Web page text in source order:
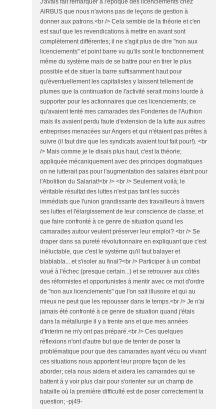
J'avais fait remarquer à l'époque des licenciements chez
AIRBUS que nous n'avions pas de leçons de gestion à
donner aux patrons.<br /> Cela semble de la théorie et c'en
est sauf que les revendications à mettre en avant sont
complètement différentes; il ne s'agit plus de dire "non aux
licenciements" et point barre vu qu'ils sont le fonctionnement
même du système mais de se battre pour en tirer le plus
possible et de situer la barre suffisamment haut pour
qu'éventuellement les capitalistes y laissent tellement de
plumes que la continuation de l'activité serait moins lourde à
supporter pour les actionnaires que ces licenciements; ce
qu'avaient tenté mes camarades des Fonderies de l'Authion
mais ils avaient perdu faute d'extension de la lutte aux autres
entreprises menacées sur Angers et qui n'étaient pas prêtes à
suivre (il faut dire que les syndicats avaient tout fait pour!). <br
/> Mais comme je le disais plus haut, c'est la théorie;
appliquée mécaniquement avec des principes dogmatiques
on ne lutterait pas pour l'augmentation des salaires étant pour
l'Abolition du Salariat!<br /> <br /> Seulement voilà; le
véritable résultat des luttes n'est pas tant les succès
immédiats que l'union grandissante des travailleurs à travers
ses luttes et l'élargissement de leur conscience de classe; et
que faire confronté à ce genre de situation quand les
camarades autour veulent préserver leur emploi? <br /> Se
draper dans sa pureté révolutionnaire en expliquant que c'est
inéluctable, que c'est le système qu'il faut balayer et
blablabla... et s'isoler au final?<br /> Participer à un combat
voué à l'échec (presque certain...) et se retrouver aux côtés
des réformistes et opportunistes à mentir avec ce mot d'ordre
de "non aux licenciements" que l'on sait illusoire et qui au
mieux ne peut que les repousser dans le temps.<br /> Je n'ai
jamais été confronté à ce genre de situation quand j'étais
dans la métallurgie il y a trente ans et que mes années
d'Interim ne m'y ont pas préparé.<br /> Ces quelques
réflexions n'ont d'autre but que de tenter de poser la
problématique pour que des camarades ayant vécu ou vivant
ces situations nous apportent leur propre façon de les
aborder; cela nous aidera et aidera les camarades qui se
battent à y voir plus clair pour s'orienter sur un champ de
bataille où la première difficulté est de poser correctement la
question; -pj49-